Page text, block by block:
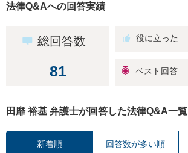
法律Q&Aへの回答実績
総回答数
81
田靡 裕基 弁護士が回答した法律Q&A一覧
新着順 回答数が多い順